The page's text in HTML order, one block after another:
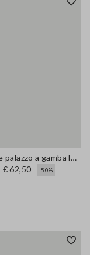
Pantalone palazzo a gamba larga
€ 62,50
-50%